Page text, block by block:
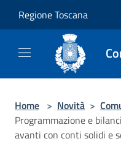
Regione Toscana
Home > Novità >
Programmazione e
avanti con conti solidi e